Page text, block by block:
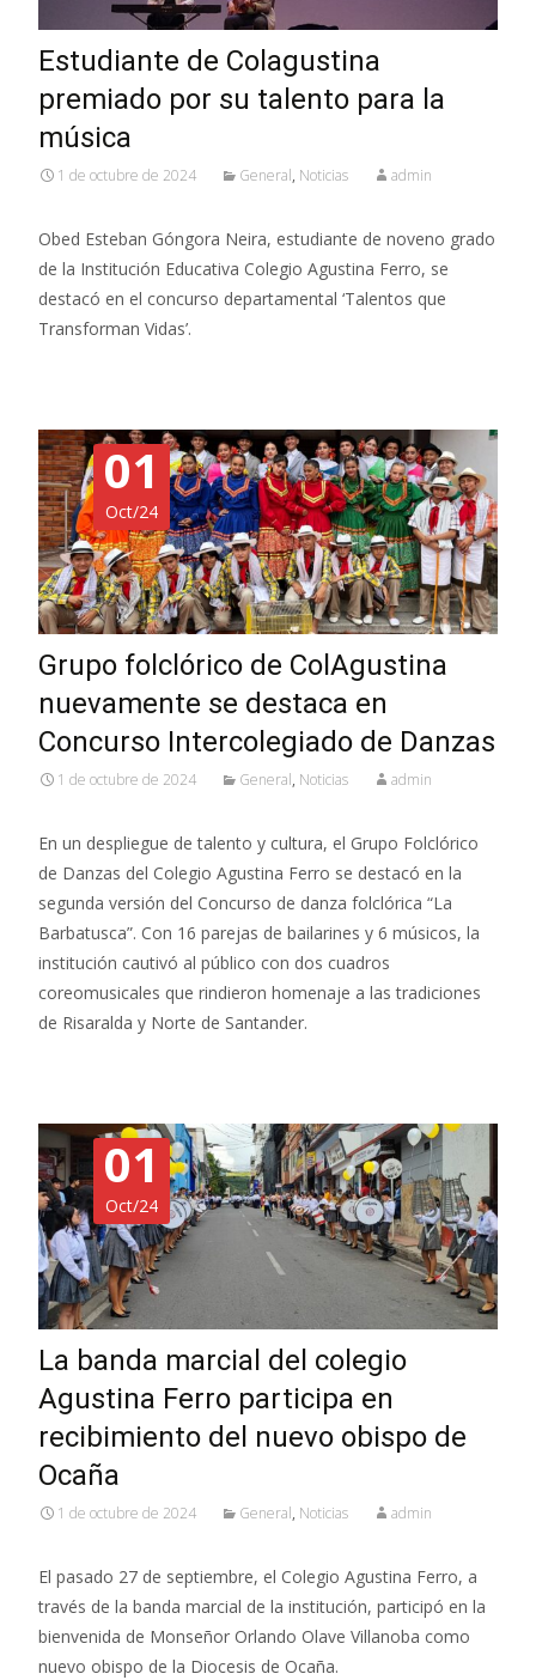
Estudiante de Colagustina
premiado por su talento para la
música
1 de octubre de 2024 General, Noticias admin
Obed Esteban Góngora Neira, estudiante de noveno grado
de la Institución Educativa Colegio Agustina Ferro, se
destacó en el concurso departamental ‘Talentos que
Transforman Vidas’.
01
Oct/24
Grupo folclórico de ColAgustina
nuevamente se destaca en
Concurso Intercolegiado de Danzas
1 de octubre de 2024 General, Noticias admin
En un despliegue de talento y cultura, el Grupo Folclórico
de Danzas del Colegio Agustina Ferro se destacó en la
segunda versión del Concurso de danza folclórica “La
Barbatusca”. Con 16 parejas de bailarines y 6 músicos, la
institución cautivó al público con dos cuadros
coreomusicales que rindieron homenaje a las tradiciones
de Risaralda y Norte de Santander.
01
Oct/24
La banda marcial del colegio
Agustina Ferro participa en
recibimiento del nuevo obispo de
Ocaña
1 de octubre de 2024 General, Noticias admin
El pasado 27 de septiembre, el Colegio Agustina Ferro, a
través de la banda marcial de la institución, participó en la
bienvenida de Monseñor Orlando Olave Villanoba como
nuevo obispo de la Diocesis de Ocaña.